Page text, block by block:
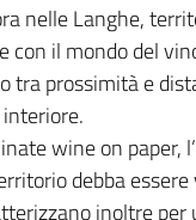
nelle Langhe,
con il mondo del
tra prossimità e
wine on
debba
inoltre